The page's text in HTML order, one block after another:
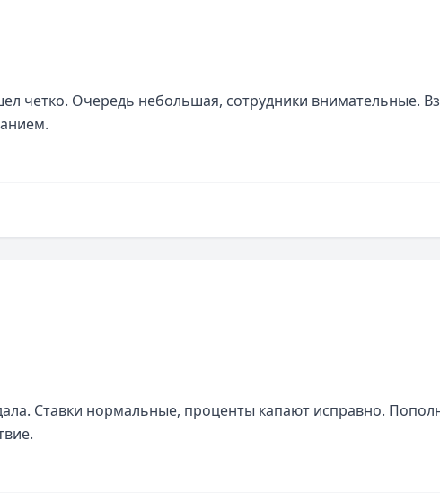
четко. Очередь небольшая, сотрудники внимательные.
Ставки нормальные, проценты капают исправно.